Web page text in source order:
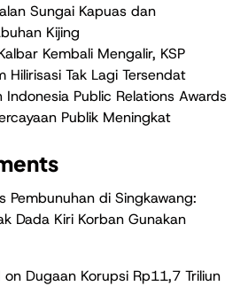
Sungai Kapuas dan
Kijing
Kembali Mengalir, KSP
Hilirisasi Tak Lagi Tersendat
Indonesia Public Relations Awards
Publik Meningkat
Pembunuhan di Singkawang:
Dada Kiri Korban Gunakan
on Dugaan Korupsi Rp11,7 Triliun